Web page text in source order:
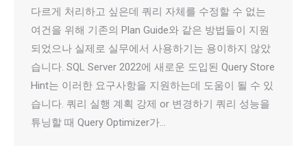
다르게 처리하고 싶은데 쿼리 자체를 수정할 수 없는
여건을 위해 기존의 Plan Guide와 같은 방법들이 지원
되었으나 실제로 실무에서 사용하기는 용이하지 않았
습니다. SQL Server 2022에 새로운 도입된 Query Store
Hint는 이러한 요구사항을 지원하는데 도움이 될 수 있
습니다. 쿼리 실행 계획 강제 or 변경하기 쿼리 성능을
튜닝할 때 Query Optimizer가…